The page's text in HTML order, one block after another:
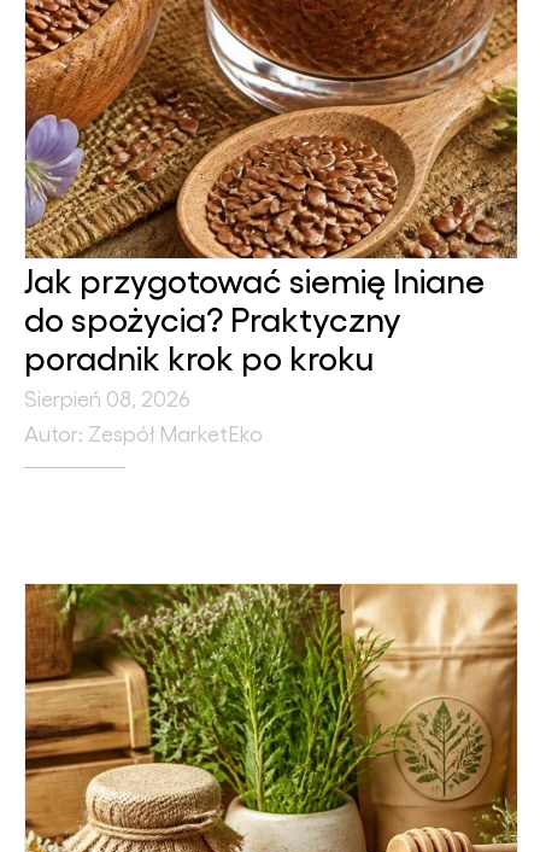
Jak przygotować siemię lniane
do spożycia? Praktyczny
poradnik krok po kroku
Sierpień 08, 2026
Autor: Zespół MarketEko